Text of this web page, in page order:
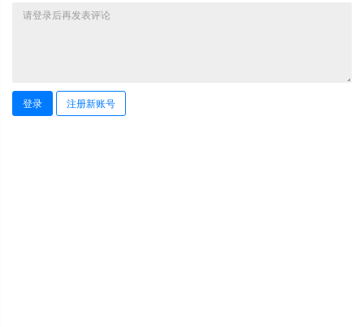
登录 注册新账号